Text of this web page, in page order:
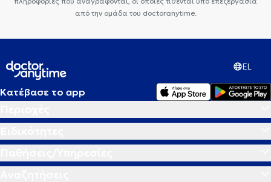
από την ομάδα του doctoranytime.
EL
Κατέβασε το app